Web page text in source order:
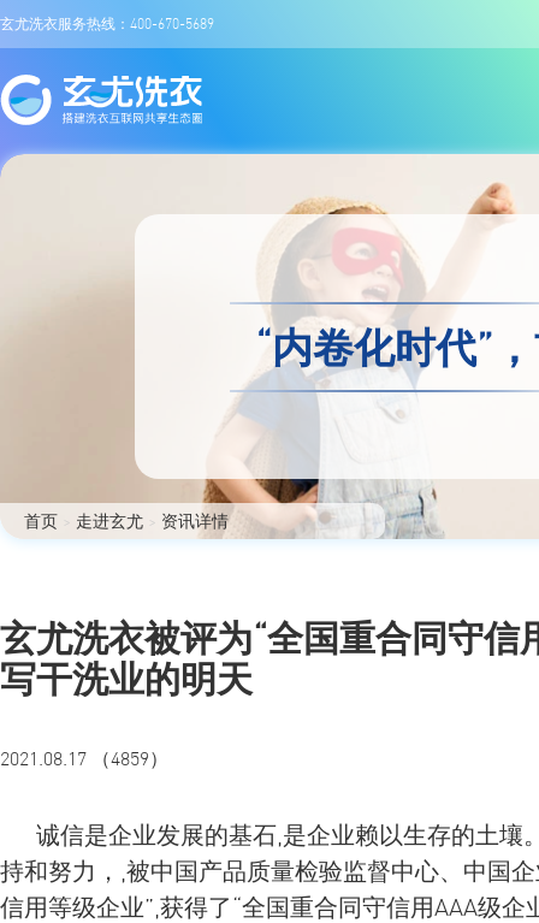
玄尤洗衣服务热线：400-670-5689
“内卷化时代”
首页 走进玄尤 > 资讯详情
玄尤洗衣被评为“全国重合同守信
写干洗业的明天
2021.08.17 （4859）
诚信是企业发展的基石,是企业赖以生存的土壤
持和努力，,被中国产品质量检验监督中心、中国
信用等级企业”,获得了“全国重合同守信用AAA级